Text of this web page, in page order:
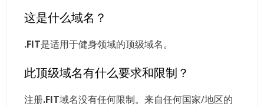
这是什么域名？
.FIT是适用于健身领域的顶级域名。
此顶级域名有什么要求和限制？
注册.FIT域名没有任何限制。来自任何国家/地区的